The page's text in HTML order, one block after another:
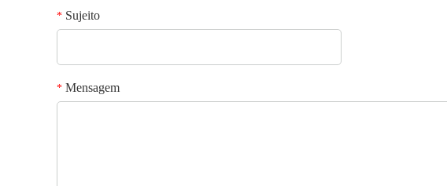
* Sujeito
* Mensagem